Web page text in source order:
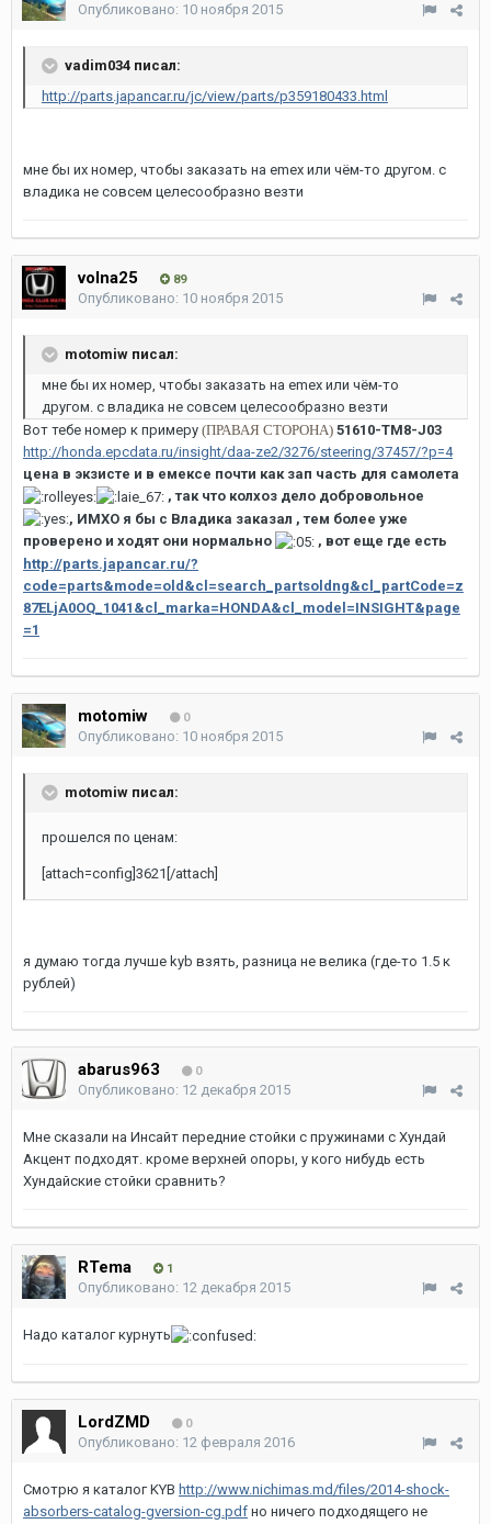
Опубликовано: 10 ноября 2015
vadim034 писал:
http://parts.japancar.ru/jc/view/parts/p359180433.html
мне бы их номер, чтобы заказать на emex или чём-то другом. с
владика не совсем целесообразно везти
volna25 89
Опубликовано: 10 ноября 2015
motomiw писал:
мне бы их номер, чтобы заказать на emex или чём-то
другом. с владика не совсем целесообразно везти
Вот тебе номер к примеру (ПРАВАЯ СТОРОНА) 51610-TM8-J03
http://honda.epcdata.ru/insight/daa-ze2/3276/steering/37457/?p=4
цена в экзисте и в емексе почти как зап часть для самолета
, так что колхоз дело добровольное
, ИМХО я бы с Владика заказал , тем более уже
проверено и ходят они нормально
, вот еще где есть
http://parts.japancar.ru/?
code=parts&mode=old&cl=search_partsoldng&cl_partCode=z
87ELjA0OQ_1041&cl_marka=HONDA&cl_model=INSIGHT&page
=1
motomiw 0
Опубликовано: 10 ноября 2015
motomiw писал:
прошелся по ценам:
[attach=config]3621[/attach]
я думаю тогда лучше kyb взять, разница не велика (где-то 1.5 к
рублей)
abarus963 0
Опубликовано: 12 декабря 2015
Мне сказали на Инсайт передние стойки с пружинами с Хундай
Акцент подходят. кроме верхней опоры, у кого нибудь есть
Хундайские стойки сравнить?
RTema 1
Опубликовано: 12 декабря 2015
Надо каталог курнуть
LordZMD 0
Опубликовано: 12 февраля 2016
Смотрю я каталог KYB http://www.nichimas.md/files/2014-shock-
absorbers-catalog-gversion-cg.pdf но ничего подходящего не